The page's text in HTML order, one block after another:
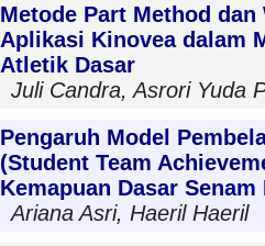
Metode Part Method
Aplikasi Kinovea dalam
Atletik Dasar
Juli Candra, Asrori Yuda
Pengaruh Model
(Student Team
Kemapuan Dasar
Ariana Asri, Haeril Haeril